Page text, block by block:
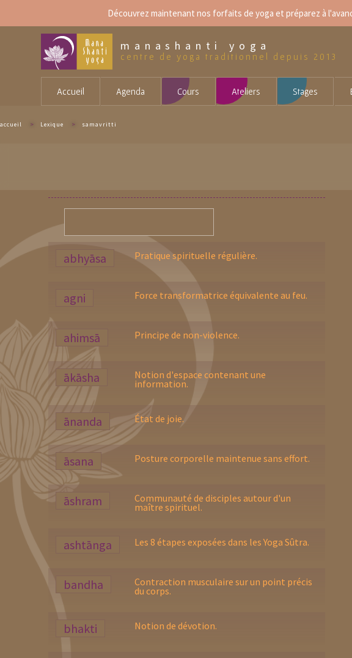
contenu
Découvrez maintenant nos forfaits de yoga et préparez à
manashanti yoga
centre de yoga traditionnel depuis 2013
Accueil Agenda Cours Ateliers Stages
accueil > Lexique > samavritti
abhyāsa Pratique spirituelle régulière.
agni Force transformatrice équivalente au feu.
ahimsā Principe de non-violence.
ākāsha Notion d'espace contenant une
information.
ānanda État de joie.
āsana Posture corporelle maintenue sans effort.
āshram Communauté de disciples autour d'un
maître spirituel.
ashtānga Les 8 étapes exposées dans les Yoga Sûtra.
bandha Contraction musculaire sur un point précis
du corps.
bhakti Notion de dévotion.